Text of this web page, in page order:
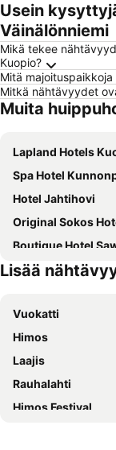
Usein
Väinälönniemi
Mikä tekee
Kuopio?
Mitä
Mitkä nähtävyydet
Muita
Lapland Hotels
Spa Hotel
Hotel Jahtihovi
Original Sokos Hotel
Boutique Hotel
Finlandia Hotel
Kuopion Kesäranta
Lisää
Vuokatti
Himos
Laajis
Rauhalahti
Himos Festival